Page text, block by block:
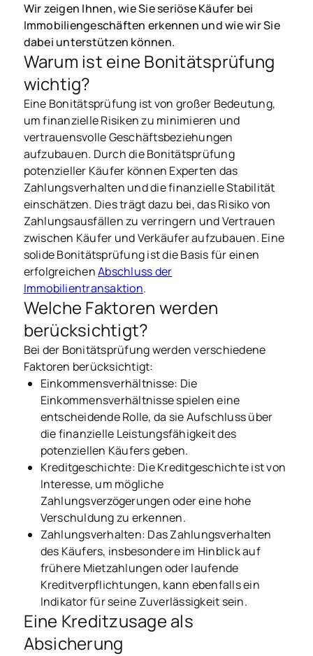
Wir zeigen Ihnen, wie Sie seriöse Käufer bei
Immobiliengeschäften erkennen und wie wir Sie
dabei unterstützen können.
Warum ist eine Bonitätsprüfung
wichtig?
Eine Bonitätsprüfung ist von großer Bedeutung,
um finanzielle Risiken zu minimieren und
vertrauensvolle Geschäftsbeziehungen
aufzubauen. Durch die Bonitätsprüfung
potenzieller Käufer können Experten das
Zahlungsverhalten und die finanzielle Stabilität
einschätzen. Dies trägt dazu bei, das Risiko von
Zahlungsausfällen zu verringern und Vertrauen
zwischen Käufer und Verkäufer aufzubauen. Eine
solide Bonitätsprüfung ist die Basis für einen
erfolgreichenAbschluss der
Immobilientransaktion.
Welche Faktoren werden
berücksichtigt?
Bei der Bonitätsprüfung werden verschiedene
Faktoren berücksichtigt:
Einkommensverhältnisse: Die
Einkommensverhältnisse spielen eine
entscheidende Rolle, da sie Aufschluss über
die finanzielle Leistungsfähigkeit des
potenziellen Käufers geben.
Kreditgeschichte: Die Kreditgeschichte ist von
Interesse, um mögliche
Zahlungsverzögerungen oder eine hohe
Verschuldung zu erkennen.
Zahlungsverhalten: Das Zahlungsverhalten
des Käufers, insbesondere im Hinblick auf
frühere Mietzahlungen oder laufende
Kreditverpflichtungen, kann ebenfalls ein
Indikator für seine Zuverlässigkeit sein.
Eine Kreditzusage als
Absicherung